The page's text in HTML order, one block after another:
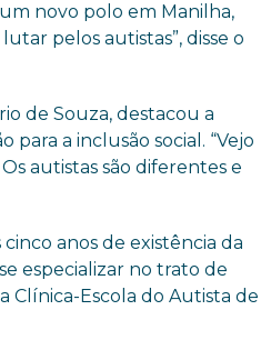
novo polo em Manilha,
pelos autistas”, disse o
de Souza, destacou a
a inclusão social. “Vejo
autistas são diferentes e
anos de existência da
especializar no trato de
Clínica-Escola do Autista de